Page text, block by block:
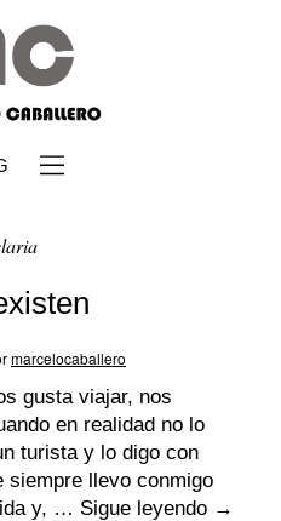
marcelocaballero
gusta viajar, nos
en realidad no lo
turista y lo digo con
llevo conmigo
y, … Sigue leyendo →